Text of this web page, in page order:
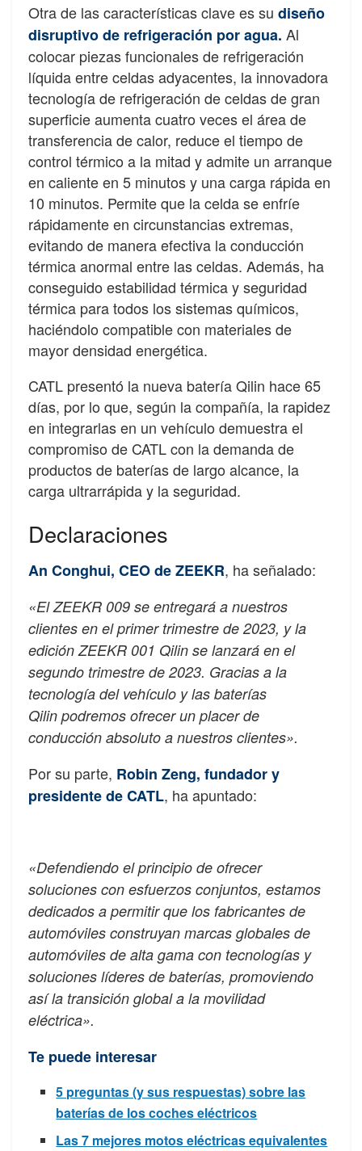
Otra de las características clave es su diseño
disruptivo de refrigeración por agua. Al
colocar piezas funcionales de refrigeración
líquida entre celdas adyacentes, la innovadora
tecnología de refrigeración de celdas de gran
superficie aumenta cuatro veces el área de
transferencia de calor, reduce el tiempo de
control térmico a la mitad y admite un arranque
en caliente en 5 minutos y una carga rápida en
10 minutos. Permite que la celda se enfríe
rápidamente en circunstancias extremas,
evitando de manera efectiva la conducción
térmica anormal entre las celdas. Además, ha
conseguido estabilidad térmica y seguridad
térmica para todos los sistemas químicos,
haciéndolo compatible con materiales de
mayor densidad energética.
CATL presentó la nueva batería Qilin hace 65
días, por lo que, según la compañía, la rapidez
en integrarlas en un vehículo demuestra el
compromiso de CATL con la demanda de
productos de baterías de largo alcance, la
carga ultrarrápida y la seguridad.
Declaraciones
An Conghui, CEO de ZEEKR, ha señalado:
«El ZEEKR 009 se entregará a nuestros
clientes en el primer trimestre de 2023, y la
edición ZEEKR 001 Qilin se lanzará en el
segundo trimestre de 2023. Gracias a la
tecnología del vehículo y las baterías
Qilin podremos ofrecer un placer de
conducción absoluto a nuestros clientes».
Por su parte, Robin Zeng, fundador y
presidente de CATL, ha apuntado:
«Defendiendo el principio de ofrecer
soluciones con esfuerzos conjuntos, estamos
dedicados a permitir que los fabricantes de
automóviles construyan marcas globales de
automóviles de alta gama con tecnologías y
soluciones líderes de baterías, promoviendo
así la transición global a la movilidad
eléctrica».
Te puede interesar
5 preguntas (y sus respuestas) sobre las
baterías de los coches eléctricos
Las 7 mejores motos eléctricas equivalentes